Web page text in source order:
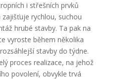
i střešních prvků
rychlou, suchou
hrubé stavby. Ta pak na
vyroste během několika
stavby do týdne.
proces realizace, na jehož
povolení, obvykle trvá